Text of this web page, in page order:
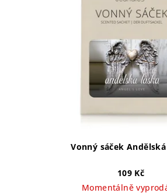
Vonný sáček
109 Kč
Momentálně